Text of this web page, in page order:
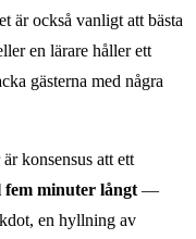
är också vanligt att bästa
en lärare håller ett
gästerna med några
konsensus att ett
minuter långt —
en hyllning av